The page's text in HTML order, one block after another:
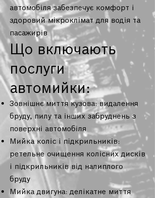
автомобіля забезпечує комфорт і
здоровий мікроклімат для водія та
пасажирів
Що включають
послуги
автомийки:
Зовнішнє миття кузова: видалення
бруду, пилу та інших забруднень з
поверхні автомобіля
Мийка коліс і підкрильників:
ретельне очищення колісних дисків
і підкрильників від налиплого
бруду
Мийка двигуна: делікатне миття